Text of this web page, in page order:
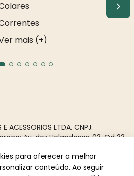
mais (+)
ACESSORIOS LTDA. CNPJ:
Av. dos Holandeses, 03, Qd 33,
à Rosa Rio - As informações não
para oferecer a melhor
conteúdo. Ao seguir